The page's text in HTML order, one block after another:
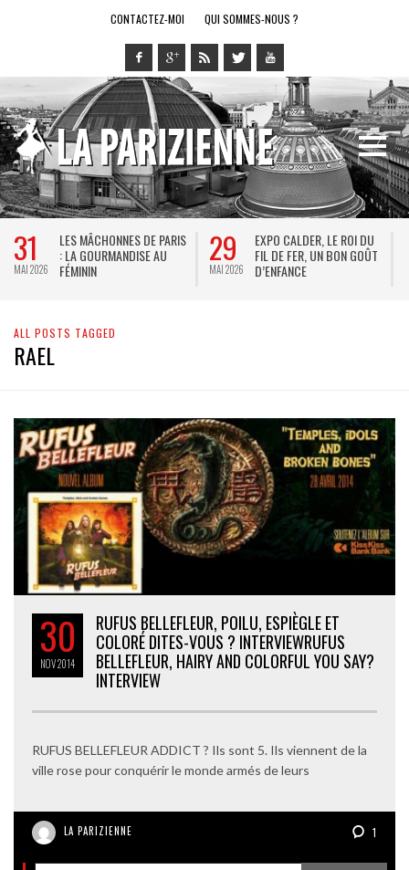
CONTACTEZ-MOI QUI SOMMES-NOUS ?
31
MAI 2026
LES MÂCHONNES DE PARIS
: LA GOURMANDISE AU
FÉMININ
29
MAI 2026
EXPO CALDER, LE ROI DU
FIL DE FER, UN BON GOÛT
D’ENFANCE
ALL POSTS TAGGED
RAEL
30
NOV2014
RUFUS BELLEFLEUR, POILU, ESPIÈGLE ET
COLORÉ DITES-VOUS ? INTERVIEWRUFUS
BELLEFLEUR, HAIRY AND COLORFUL YOU SAY?
INTERVIEW
RUFUS BELLEFLEUR ADDICT ? Ils sont 5. Ils viennent de la
ville rose pour conquérir le monde armés de leurs
LA PARIZIENNE 1